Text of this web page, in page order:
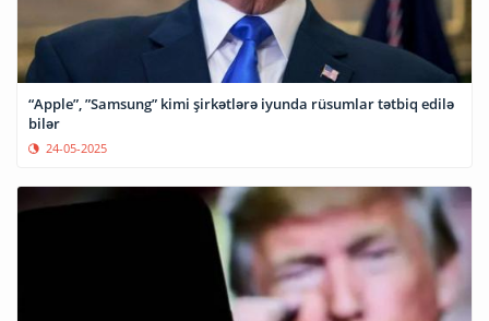
“Apple”, ”Samsung” kimi şirkətlərə iyunda rüsumlar tətbiq edilə
bilər
24-05-2025